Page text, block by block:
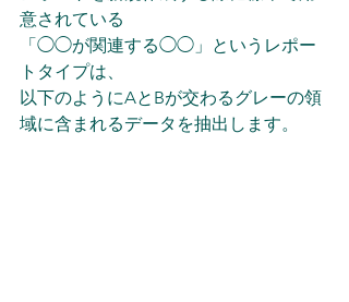
意されている
「◯◯が関連する◯◯」というレポー
トタイプは、
以下のようにAとBが交わるグレーの領
域に含まれるデータを抽出します。